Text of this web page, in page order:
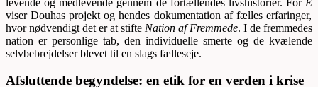
viser Douhas projekt og hendes dokumentation af fælles erfaringer,
hvor nødvendigt det er at stifte Nation af Fremmede. I de fremmedes
nation er personlige tab, den individuelle smerte og de kvælende
selvbebrejdelser blevet til en slags fælleseje.
Afsluttende begyndelse: en etik for en verden i krise